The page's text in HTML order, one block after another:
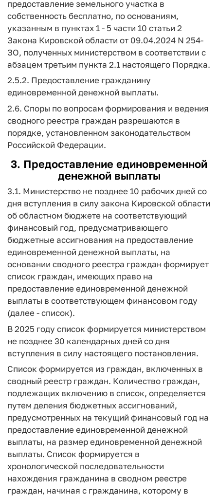
предоставление земельного участка в
собственность бесплатно, по основаниям,
указанным в пунктах 1 - 5 части 10 статьи 2
Закона Кировской области от 09.04.2024 N 254-
ЗО, полученных министерством в соответствии с
абзацем третьим пункта 2.1 настоящего Порядка.
2.5.2. Предоставление гражданину
единовременной денежной выплаты.
2.6. Споры по вопросам формирования и ведения
сводного реестра граждан разрешаются в
порядке, установленном законодательством
Российской Федерации.
3. Предоставление единовременной
денежной выплаты
3.1. Министерство не позднее 10 рабочих дней со
дня вступления в силу закона Кировской области
об областном бюджете на соответствующий
финансовый год, предусматривающего
бюджетные ассигнования на предоставление
единовременной денежной выплаты, на
основании сводного реестра граждан формирует
список граждан, имеющих право на
предоставление единовременной денежной
выплаты в соответствующем финансовом году
(далее - список).
В 2025 году список формируется министерством
не позднее 30 календарных дней со дня
вступления в силу настоящего постановления.
Список формируется из граждан, включенных в
сводный реестр граждан. Количество граждан,
подлежащих включению в список, определяется
путем деления бюджетных ассигнований,
предусмотренных на текущий финансовый год на
предоставление единовременной денежной
выплаты, на размер единовременной денежной
выплаты. Список формируется в
хронологической последовательности
нахождения гражданина в сводном реестре
граждан, начиная с гражданина, которому в